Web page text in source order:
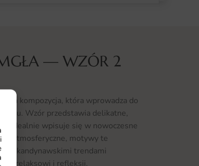
— WZÓR 2
kompozycja, która wprowadza do
Wzór przedstawia delikatne,
idealnie wpisuje się w nowoczesne
atmosferyczne, motywy te
i skandynawskimi trendami
relaksowi i refleksji.